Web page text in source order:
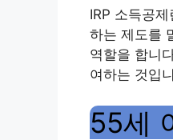
IRP 소득공
하는 제도를
역할을 합니
여하는 것입
55세